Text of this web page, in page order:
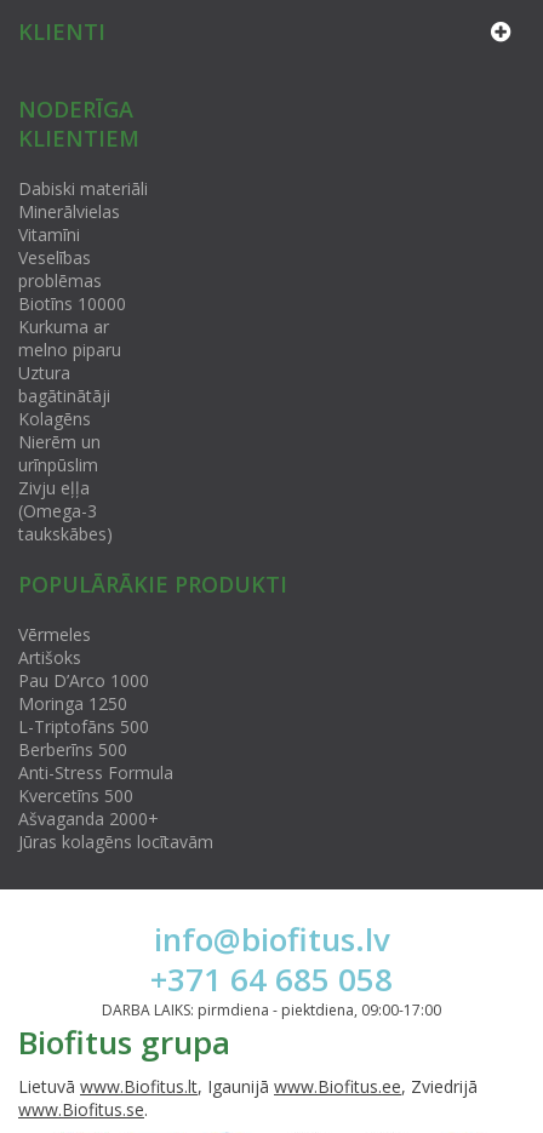
KLIENTI
NODERĪGA
KLIENTIEM
Dabiski materiāli
Minerālvielas
Vitamīni
Veselības
problēmas
Biotīns 10000
Kurkuma ar
melno piparu
Uztura
bagātinātāji
Kolagēns
Nierēm un
urīnpūslim
Zivju eļļa
(Omega-3
taukskābes)
POPULĀRĀKIE PRODUKTI
Vērmeles
Artišoks
Pau D’Arco 1000
Moringa 1250
L-Triptofāns 500
Berberīns 500
Anti-Stress Formula
Kvercetīns 500
Ašvaganda 2000+
Jūras kolagēns locītavām
info@biofitus.lv
+371 64 685 058
DARBA LAIKS: pirmdiena - piektdiena, 09:00-17:00
Biofitus grupa
Lietuvā www.Biofitus.lt, Igaunijā www.Biofitus.ee, Zviedrijā
www.Biofitus.se.